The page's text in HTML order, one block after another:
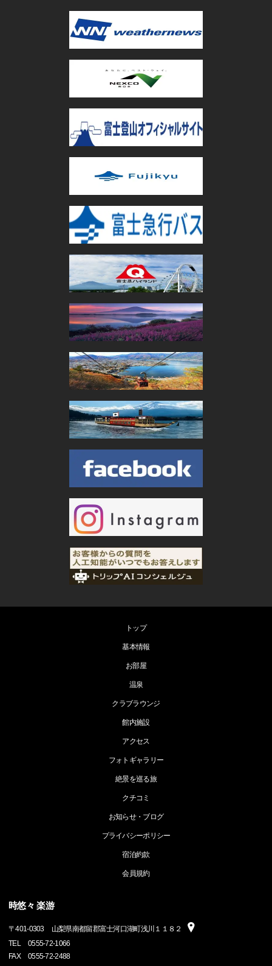
トップ
基本情報
お部屋
温泉
クラブラウンジ
館内施設
アクセス
フォトギャラリー
絶景を巡る旅
クチコミ
お知らせ・ブログ
プライバシーポリシー
宿泊約款
会員規約
時悠々 楽游
〒401-0303
山梨県南都留郡富士河口湖町浅川１１８２
TEL
0555-72-1066
FAX
0555-72-2488